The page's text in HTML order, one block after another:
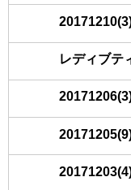
レディブテ